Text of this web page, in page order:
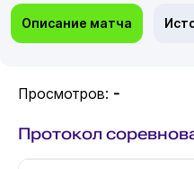
Описание матча
Просмотров: -
Протокол